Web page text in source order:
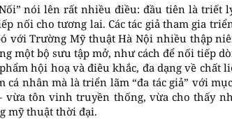
Nối” nói lên rất nhiều điều: đầu tiên là
nối cho tương lai. Các tác giả tham gia
với Trường Mỹ thuật Hà Nội nhiều thập
một bộ sưu tập mở, như cách để nối tiếp
hội hoạ và điêu khắc, đa dạng về chất
nhân mà là triển lãm “đa tác giả” với
tôn vinh truyền thống, vừa cho thấy
mỹ thuật thời đại.